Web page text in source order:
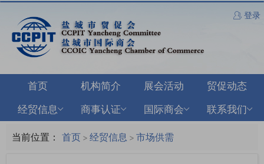
登录
首页 机构简介 展会活动
贸促动态
经贸信息
商事认证 国际商会 联系我们
当前位置： 首页 > 经贸信息 > 市场供需